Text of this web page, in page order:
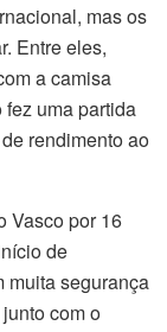
mas os
Entre eles,
a camisa
uma partida
rendimento ao
Vasco por 16
de
muita segurança
com o